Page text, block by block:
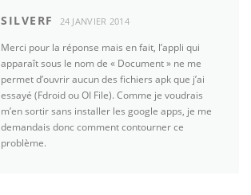
SILVERF 24 JANVIER 2014
Merci pour la réponse mais en fait, l’appli qui
apparaît sous le nom de « Document » ne me
permet d’ouvrir aucun des fichiers apk que j’ai
essayé (Fdroid ou OI File). Comme je voudrais
m’en sortir sans installer les google apps, je me
demandais donc comment contourner ce
problème.